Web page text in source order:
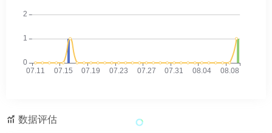
数据评估